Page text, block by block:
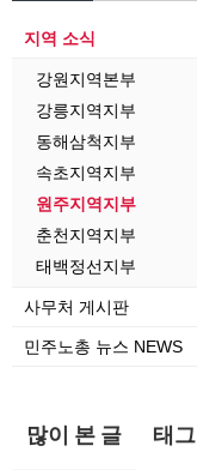
지역 소식
강원지역본부
강릉지역지부
동해삼척지부
속초지역지부
원주지역지부
춘천지역지부
태백정선지부
사무처 게시판
민주노총 뉴스 NEWS
많이 본 글 태그